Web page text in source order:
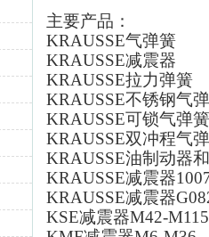
主要产品：
KRAUSSE气弹簧
KRAUSSE减震器
KRAUSSE拉力弹簧
KRAUSSE不锈钢气
KRAUSSE可锁气弹簧
KRAUSSE双冲程气
KRAUSSE油制动器
KRAUSSE减震器
KRAUSSE减震器
KSE减震器M42-M115